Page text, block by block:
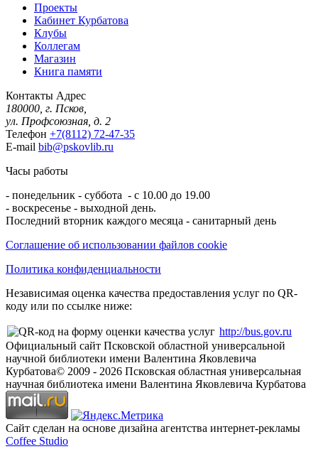
Проекты
Кабинет Курбатова
Клубы
Коллегам
Магазин
Книга памяти
Контакты Адрес
180000, г. Псков,
ул. Профсоюзная, д. 2
Телефон +7(8112) 72-47-35
E-mail bib@pskovlib.ru
Часы работы
- понедельник - суббота - с 10.00 до 19.00
- воскресенье - выходной день.
Последний вторник каждого месяца - санитарный день
Соглашение об использовании файлов cookie
Политика конфиденциальности
Независимая оценка качества предоставления услуг по QR-
коду или по ссылке ниже:
http://bus.gov.ru
Официальный сайт Псковской областной универсальной
научной библиотеки имени Валентина Яковлевича
Курбатова© 2009 - 2026 Псковская областная универсальная
научная библиотека имени Валентина Яковлевича Курбатова
Сайт сделан на основе дизайна агентства интернет-рекламы
Coffee Studio